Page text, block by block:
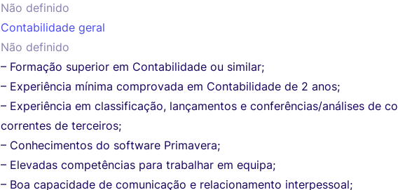
Não definido
Contabilidade geral
Não definido
– Formação superior em Contabilidade ou similar;
– Experiência mínima comprovada em Contabilidade de 2 anos;
– Experiência em classificação, lançamentos e conferências/análises de
correntes de terceiros;
– Conhecimentos do software Primavera;
– Elevadas competências para trabalhar em equipa;
– Boa capacidade de comunicação e relacionamento interpessoal;